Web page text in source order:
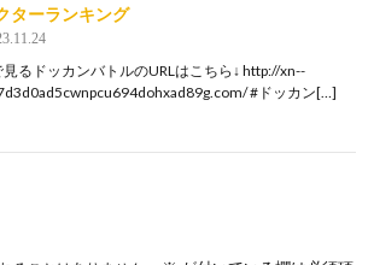
ターランキング
るドッカンバトルのURLはこちら↓ http://xn--
#ドッカン[…]